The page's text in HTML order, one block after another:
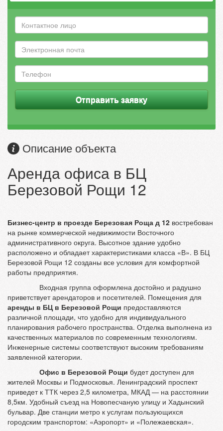
Отправить заявку
Описание объекта
Аренда офиса в БЦ
Березовой Рощи 12
Бизнес-центр в проезде Березовая Роща д 12 востребован
на рынке коммерческой недвижимости Восточного
административного округа. Высотное здание удобно
расположено и обладает характеристиками класса «В». В БЦ
Березовой Рощи 12 созданы все условия для комфортной
работы предприятия.
Входная группа оформлена достойно и радушно
приветствует арендаторов и посетителей. Помещения для
аренды в БЦ в Березовой Рощи предоставляются
различной площади, что удобно для индивидуального
планирования рабочего пространства. Отделка выполнена из
качественных материалов по современным технологиям.
Инженерные системы соответствуют высоким требованиям
заявленной категории.
Офис в Березовой Рощи будет доступен для
жителей Москвы и Подмосковья. Ленинградский проспект
приведет к ТТК через 2,5 километра, МКАД — на расстоянии
8,5км. Удобный съезд на Новопесчаную улицу и Хадынский
бульвар. Две станции метро к услугам пользующихся
городским транспортом: «Аэропорт» и «Полежаевская».